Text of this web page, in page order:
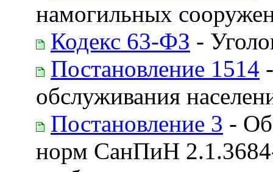
намогильных
Кодекс 63-ФЗ -
Постановление 1514
обслуживания
Постановление 3 -
норм СанПиН